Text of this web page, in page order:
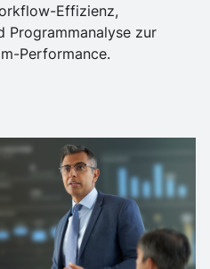
Effizienz,
Programmanalyse zur
Performance.